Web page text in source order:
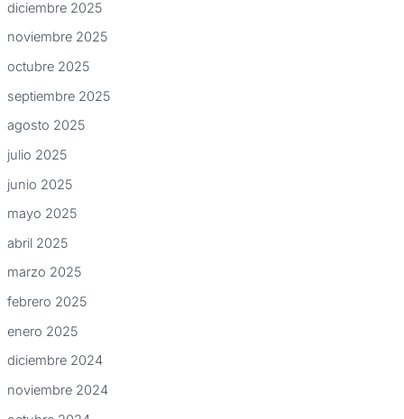
diciembre 2025
noviembre 2025
octubre 2025
septiembre 2025
agosto 2025
julio 2025
junio 2025
mayo 2025
abril 2025
marzo 2025
febrero 2025
enero 2025
diciembre 2024
noviembre 2024